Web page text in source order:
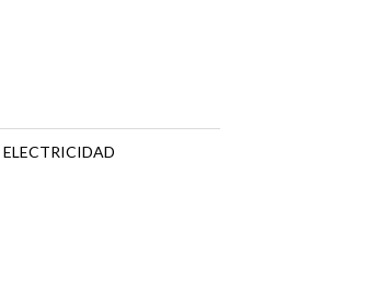
ELECTRICIDAD